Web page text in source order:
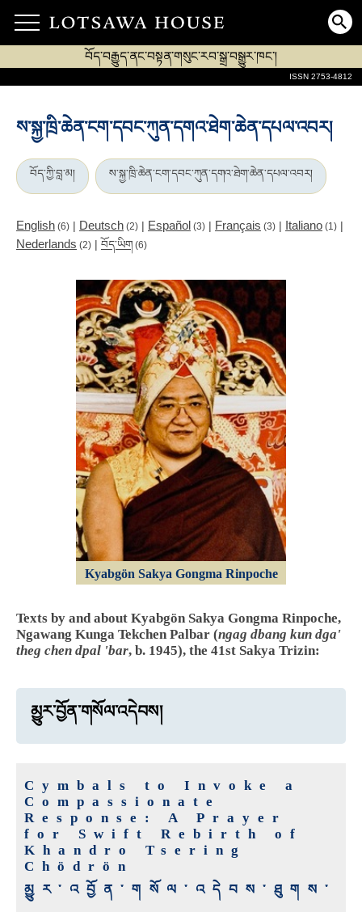
བོད་བརྒྱུད་ནང་བསྟན་གསུང་རབ་སྒྲ་བསྒྱུར་ཁང་།
ISSN 2753-4812
ས་སྐྱ་ཁྲི་ཆེན་ངག་དབང་ཀུན་དགའ་ཐེག་ཆེན་དཔལ་འབར།
བོད་ཀྱི་བླ་མ། ས་སྐྱ་ཁྲི་ཆེན་ངག་དབང་ཀུན་དགའ་ཐེག་ཆེན་དཔལ་འབར།
English (6) | Deutsch (2) | Español (3) | Français (3) | Italiano (1) |
Nederlands (2) | བོད་ཡིག (6)
Kyabgön Sakya Gongma Rinpoche
Texts by and about Kyabgön Sakya Gongma Rinpoche,
Ngawang Kunga Tekchen Palbar (ngag dbang kun dga'
theg chen dpal 'bar, b. 1945), the 41st Sakya Trizin:
མྱུར་བྱོན་གསོལ་འདེབས།
Cymbals to Invoke a
Compassionate
Response: A Prayer
for Swift Rebirth of
Khandro Tsering
Chödrön
མྱུར་འབྱོན་གསོལ་འདེབས་ཐུགས་